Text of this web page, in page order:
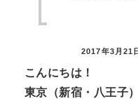
P
S
T
2017年3月21
こんにちは！
東京（新宿・八王子